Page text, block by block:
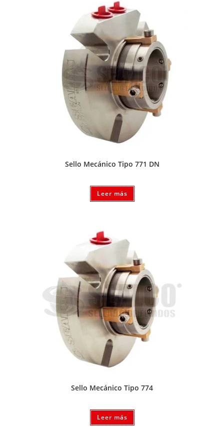
Sello Mecánico Tipo 771 DN
Leer más
Sello Mecánico Tipo 774
Leer más